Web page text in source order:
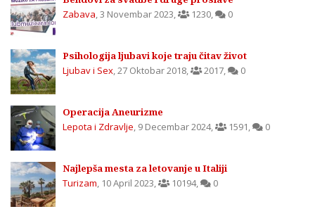
Zabava,3 Novembar 2023, 1230, 0
Psihologija ljubavi koje traju čitav život
Ljubav i Sex,27 Oktobar 2018, 2017, 0
Operacija Aneurizme
Lepota i Zdravlje, 9 Decembar 2024, 1591, 0
Najlepša mesta za letovanje u Italiji
Turizam, 10 April 2023, 10194, 0